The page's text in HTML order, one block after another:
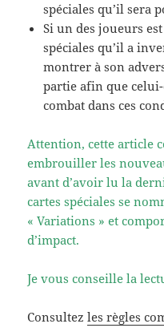
spéciales qu’il sera
Si un des joueurs
spéciales qu’il a
montrer à son
partie afin que celui-
combat dans ces
Attention, cette article
embrouiller les
avant d’avoir lu la
cartes spéciales se
« Variations » et
d’impact.
Je vous conseille la
Consultezles règles